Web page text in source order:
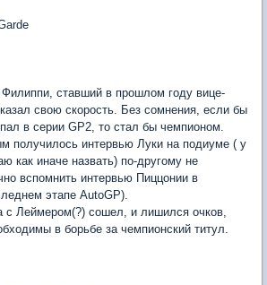
Филиппи, ставший в прошлом году вице-
свою скорость. Без сомнения, если бы
в серии GP2, то стал бы чемпионом.
получилось интервью Луки на подиуме ( у
как иначе назвать) по-другому не
вспомнить интервью Пиццонии в
этапе AutoGP).
с Леймером(?) сошел, и лишился очков,
в борьбе за чемпионский титул.